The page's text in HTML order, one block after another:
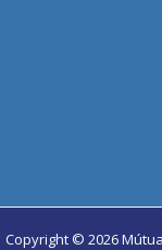
Copyright © 2026